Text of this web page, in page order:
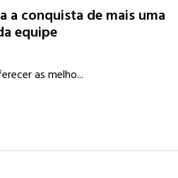
a conquista de mais uma
equipe
as melho...